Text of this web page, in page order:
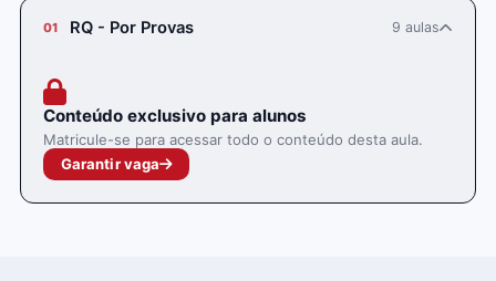
01 RQ - Por Provas 9 aulas
Conteúdo exclusivo para alunos
Matricule-se para acessar todo o conteúdo desta aula.
Garantir vaga